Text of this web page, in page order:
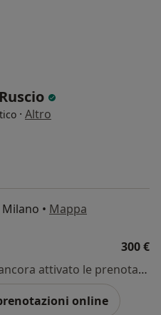
· Altro
• Mappa
300 €
Questo dottore non ha ancora attivato le prenotazioni online presso questo indirizzo.
online